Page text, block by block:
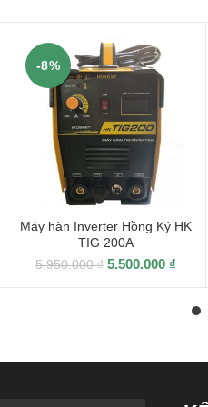
-8%
Máy hàn Inverter Hồng Ký HK
TIG 200A
5.950.000₫ 5.500.000 ₫